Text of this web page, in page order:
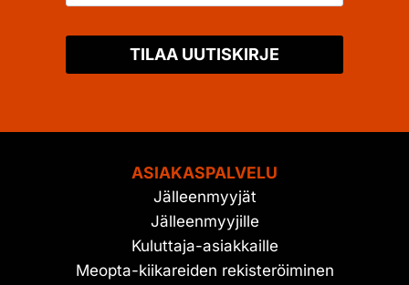
TILAA UUTISKIRJE
ASIAKASPALVELU
Jälleenmyyjät
Jälleenmyyjille
Kuluttaja-asiakkaille
Meopta-kiikareiden rekisteröiminen